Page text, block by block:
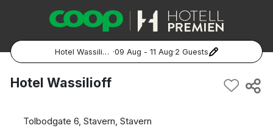
Hotel Wassilioff ·09 Aug - 11 Aug·2 Guests
Popular Destinations:
Hotel Wassilioff
Tolbodgate 6, Stavern, Stavern